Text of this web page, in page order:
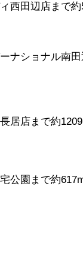
西田辺店まで約
ナショナル南
居店まで約
公園まで約